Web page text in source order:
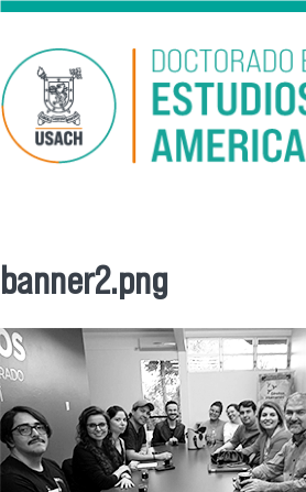
Pasar al contenido principal
Se encuentra usted aquí
banner2.png